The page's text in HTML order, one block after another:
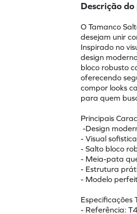
Descrição
O Tamanco
desejam unir
Inspirado no
design
bloco robusto
oferecendo
compor looks
para quem
Principais
-Design
- Visual
- Salto bloco
- Meia-pata
- Estrutura
- Modelo
Especificações
- Referência: